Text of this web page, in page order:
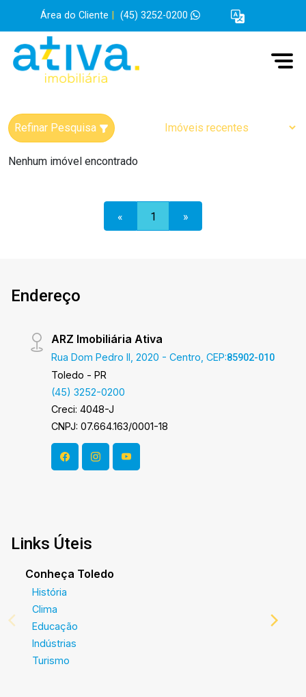
Área do Cliente (45) 3252-0200
Refinar Pesquisa
Nenhum imóvel encontrado
« 1 »
Endereço
ARZ Imobiliária Ativa
Rua Dom Pedro II, 2020 - Centro, CEP:85902-010
Toledo - PR
(45) 3252-0200
Creci: 4048-J
CNPJ: 07.664.163/0001-18
Links Úteis
Conheça Toledo
História
Clima
Educação
Indústrias
Turismo